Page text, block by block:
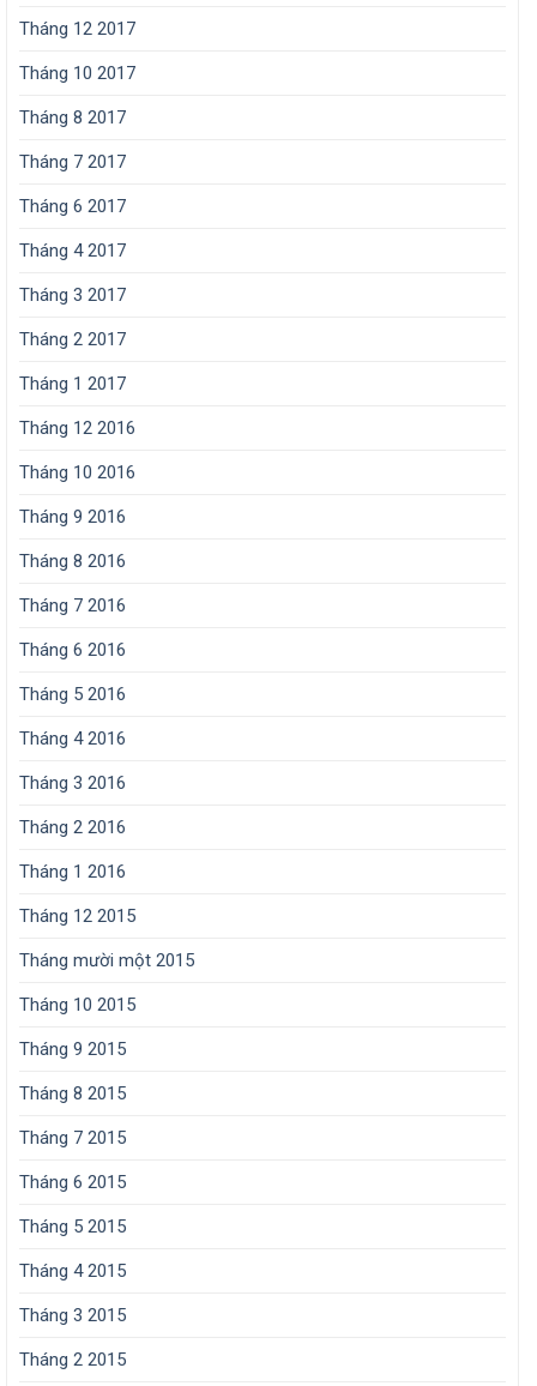
Tháng 12 2017
Tháng 10 2017
Tháng 8 2017
Tháng 7 2017
Tháng 6 2017
Tháng 4 2017
Tháng 3 2017
Tháng 2 2017
Tháng 1 2017
Tháng 12 2016
Tháng 10 2016
Tháng 9 2016
Tháng 8 2016
Tháng 7 2016
Tháng 6 2016
Tháng 5 2016
Tháng 4 2016
Tháng 3 2016
Tháng 2 2016
Tháng 1 2016
Tháng 12 2015
Tháng mười một 2015
Tháng 10 2015
Tháng 9 2015
Tháng 8 2015
Tháng 7 2015
Tháng 6 2015
Tháng 5 2015
Tháng 4 2015
Tháng 3 2015
Tháng 2 2015